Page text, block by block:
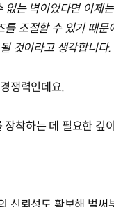
는 벽이었다면 이제
조절할 수 있기 때
것이라고 생각합니다.
쟁력인데요.
착하는 데 필요한